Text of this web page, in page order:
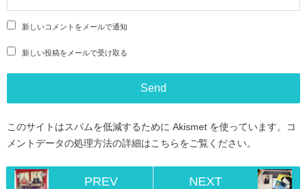
新しいコメントをメールで通知
新しい投稿をメールで受け取る
このサイトはスパムを低減するために Akismet を使っています。
コ
メントデータの処理方法の詳細はこちらをご覧ください。
PREV NEXT